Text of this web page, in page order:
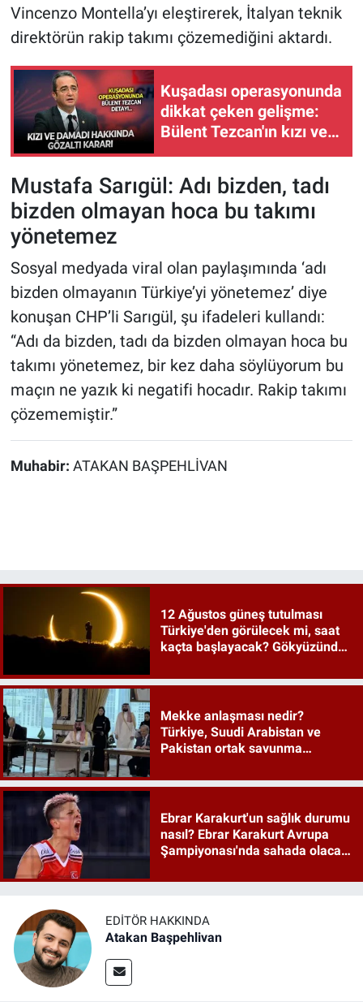
Vincenzo Montella’yı eleştirerek, İtalyan teknik
direktörün rakip takımı çözemediğini aktardı.
Kuşadası operasyonunda
dikkat çeken gelişme:
Bülent Tezcan'ın kızı ve
damadı hakkında gözaltı
kararı
Mustafa Sarıgül: Adı bizden, tadı
bizden olmayan hoca bu takımı
yönetemez
Sosyal medyada viral olan paylaşımında ‘adı
bizden olmayanın Türkiye’yi yönetemez’ diye
konuşan CHP’li Sarıgül, şu ifadeleri kullandı:
“Adı da bizden, tadı da bizden olmayan hoca bu
takımı yönetemez, bir kez daha söylüyorum bu
maçın ne yazık ki negatifi hocadır. Rakip takımı
çözememiştir.”
Muhabir: ATAKAN BAŞPEHLİVAN
12 Ağustos güneş tutulması
Türkiye'den görülecek mi, saat
kaçta başlayacak? Gökyüzünde
Mekke anlaşması nedir?
Türkiye, Suudi Arabistan ve
Pakistan ortak savunma
Ebrar Karakurt'un sağlık durumu
nasıl? Ebrar Karakurt Avrupa
Şampiyonası'nda sahada olacak
EDITÖR HAKKINDA
Atakan Başpehlivan